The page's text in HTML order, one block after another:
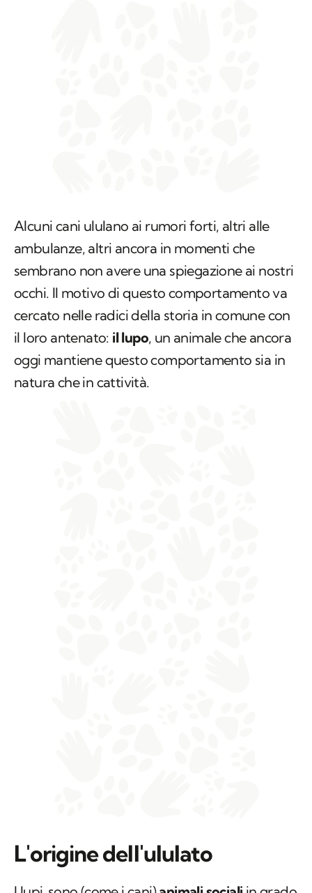
Alcuni cani ululano ai rumori forti, altri alle
ambulanze, altri ancora in momenti che
sembrano non avere una spiegazione ai nostri
occhi. Il motivo di questo comportamento va
cercato nelle radici della storia in comune con
il loro antenato: il lupo, un animale che ancora
oggi mantiene questo comportamento sia in
natura che in cattività.
L'origine dell'ululato